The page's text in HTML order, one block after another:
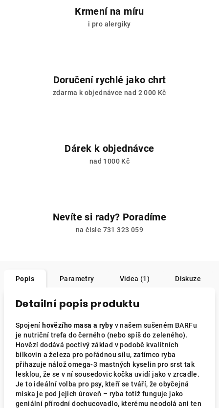
Krmení na míru
i pro alergiky
Doručení rychlé jako chrt
zdarma k objednávce nad 2 000 Kč
Dárek k objednávce
nad 1000 Kč
Nevíte si rady? Poradíme
na čísle 731 323 059
Popis Parametry Videa (1) Diskuze
Detailní popis produktu
Spojení hovězího masa a ryby v našem sušeném BARFu
je nutriční trefa do černého (nebo spíš do zeleného).
Hovězí dodává poctivý základ v podobě kvalitních
bílkovin a železa pro pořádnou sílu, zatímco ryba
přihazuje nálož omega-3 mastných kyselin pro srst tak
lesklou, že se v ní sousedovic kočka uvidí jako v zrcadle.
Je to ideální volba pro psy, kteří se tváří, že obyčejná
miska je pod jejich úroveň – ryba totiž funguje jako
geniální přírodní dochucovadlo, kterému neodolá ani ten